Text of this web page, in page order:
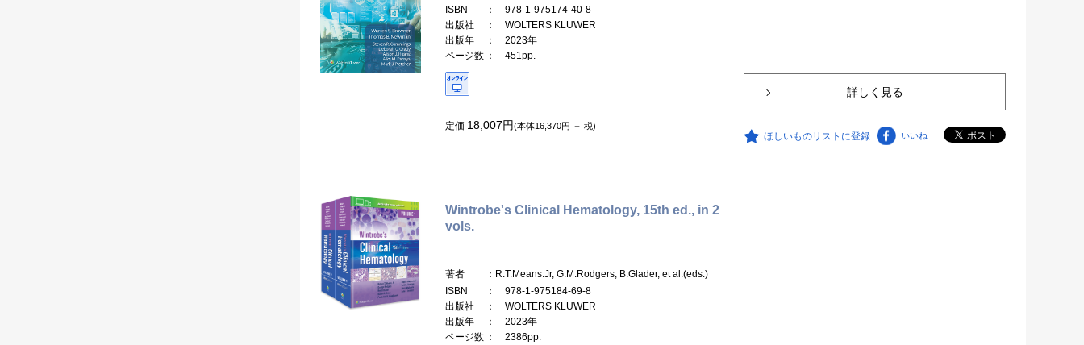
ISBN
： 978-1-975174-40-8
出版社
： WOLTERS KLUWER
出版年
： 2023年
ページ数 ： 451pp.
定価 18,007円(本体16,370円 ＋ 税)
詳しく見る
ほしいものリストに登録 いいね
Wintrobe's Clinical Hematology, 15th ed., in 2
vols.
著者
：R.T.Means.Jr, G.M.Rodgers, B.Glader, et al.(eds.)
ISBN
： 978-1-975184-69-8
出版社
： WOLTERS KLUWER
出版年
： 2023年
ページ数 ： 2386pp.